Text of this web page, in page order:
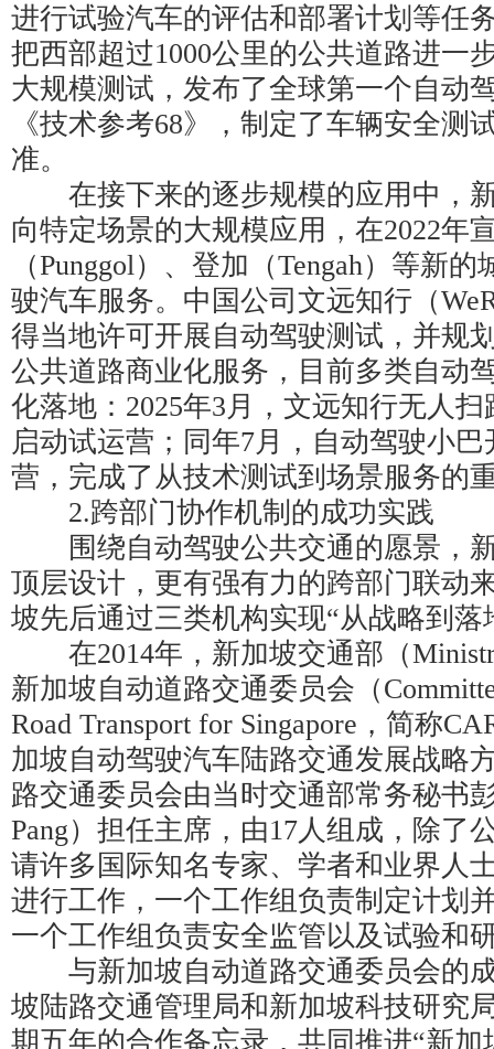
进行试验汽车的评估和部署计划等任
把西部超过1000公里的公共道路进一
大规模测试，发布了全球第一个自动
《技术参考68》，制定了车辆安全测
准。
在接下来的逐步规模的应用中，
向特定场景的大规模应用，在2022年
（Punggol）、登加（Tengah）等新
驶汽车服务。中国公司文远知行（
得当地许可开展自动驾驶测试，并规
公共道路商业化服务，目前多类自动
化落地：2025年3月，文远知行无人
启动试运营；同年7月，自动驾驶小
营，完成了从技术测试到场景服务的
2.跨部门协作机制的成功实践
围绕自动驾驶公共交通的愿景，
顶层设计，更有强有力的跨部门联动
坡先后通过三类机构实现“从战略到落
在2014年，新加坡交通部（
新加坡自动道路交通委员会（
Road Transport for Singapore，简称
加坡自动驾驶汽车陆路交通发展战略
路交通委员会由当时交通部常务秘书
Pang）担任主席，由17人组成，除了
请许多国际知名专家、学者和业界人
进行工作，一个工作组负责制定计划
一个工作组负责安全监管以及试验和
与新加坡自动道路交通委员会的
坡陆路交通管理局和新加坡科技研究
期五年的合作备忘录，共同推进“新